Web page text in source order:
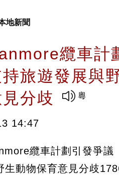
地新聞
纜車計
旅遊發展與
分歧
14:47